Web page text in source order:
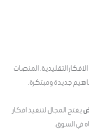
التقليدية. المنصات
جديدة ومبتكرة.
يفتح المجال لتنفيذ افكار
في السوق.